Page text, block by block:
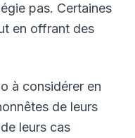
pas. Certaines
en offrant des
à considérer en
de leurs
leurs cas